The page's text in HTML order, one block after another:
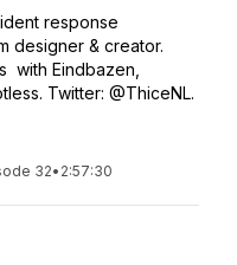
response
designer & creator.
with Eindbazen,
Twitter: @ThiceNL.
32• 2:57:30